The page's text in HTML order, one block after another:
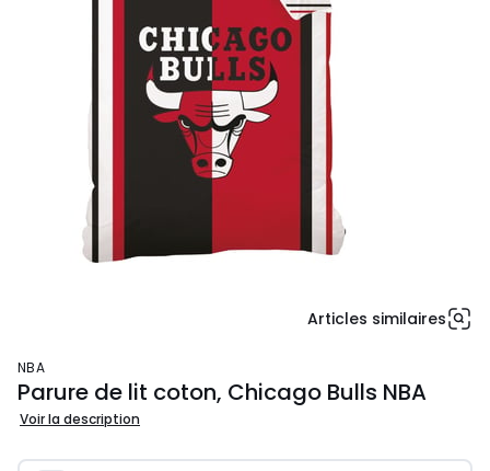
Articles similaires
NBA
Parure de lit coton, Chicago Bulls NBA
Voir la description